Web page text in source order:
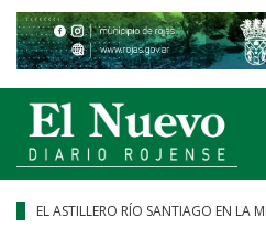
EL ASTILLERO RÍO SANTIAGO EN LA